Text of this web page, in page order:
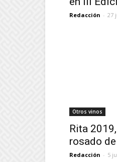
Redacción - 27
Otros vinos
Rita
rosado
Redacción - 5